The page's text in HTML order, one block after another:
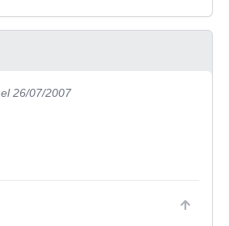
el 26/07/2007